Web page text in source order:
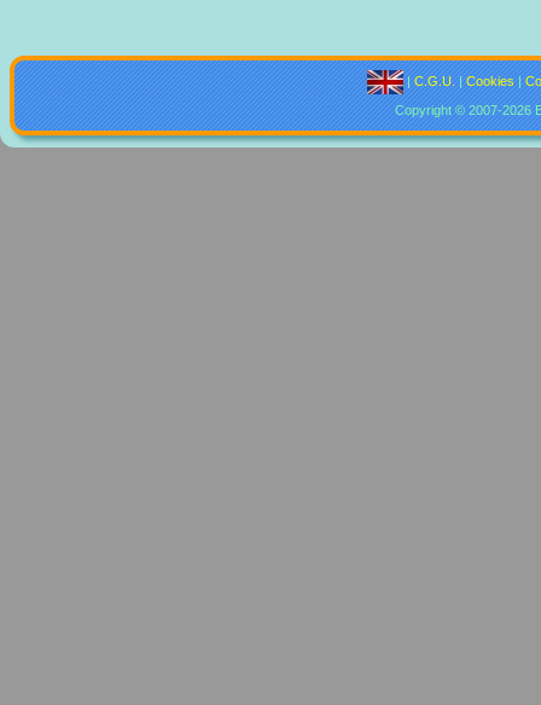
|C.G.U.|Cookies|
Copyright © 2007-2026